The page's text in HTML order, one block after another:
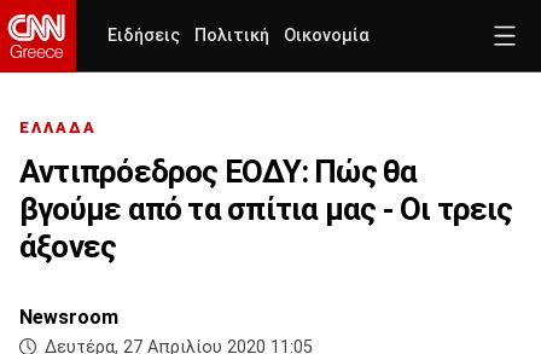
Ειδήσεις Πολιτική Οικονομία
ΕΛΛΑΔΑ
Αντιπρόεδρος ΕΟΔΥ: Πώς θα
βγούμε από τα σπίτια μας - Οι τρεις
άξονες
Newsroom
Δευτέρα, 27 Απριλίου 2020 11:05